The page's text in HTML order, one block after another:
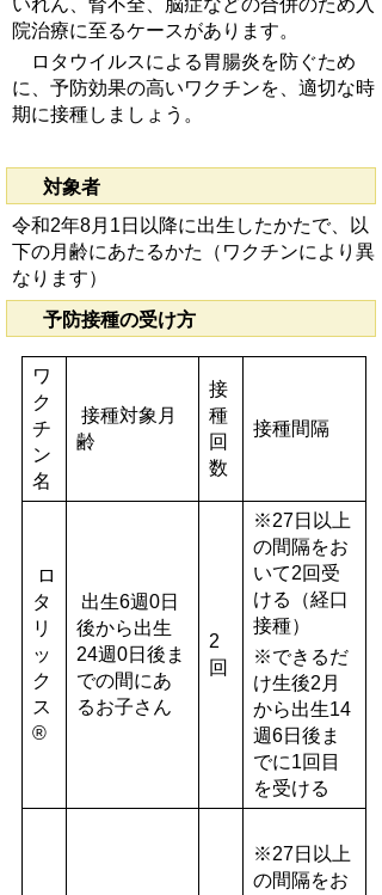
いれん、腎不全、脳症などの合併のため入
院治療に至るケースがあります。
ロタウイルスによる胃腸炎を防ぐため
に、予防効果の高いワクチンを、適切な時
期に接種しましょう。
対象者
令和2年8月1日以降に出生したかたで、以
下の月齢にあたるかた（ワクチンにより異
なります）
予防接種の受け方
ワ
ク
チ
ン
名
接種対象月
齢
接
種
回
数
接種間隔
ロ
タ
リ
ッ
ク
ス
®
出生6週0日
後から出生
24週0日後ま
での間にあ
るお子さん
2
回
※27日以上
の間隔をお
いて2回受
ける（経口
接種）
※できるだ
け生後2月
から出生14
週6日後ま
でに1回目
を受ける
※27日以上
の間隔をお